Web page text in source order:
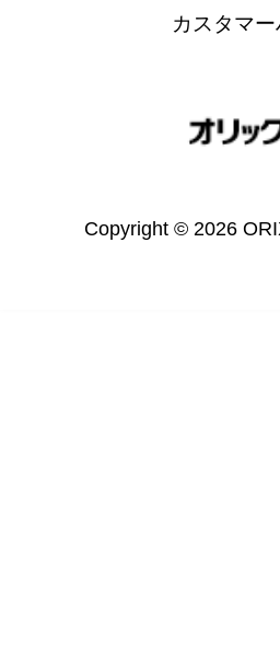
カスタマ
Copyright © 2026